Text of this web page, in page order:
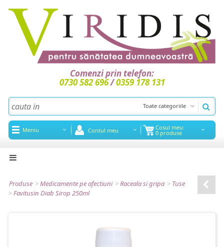
Comenzi prin telefon:
0730 582 696/0359 178 131
Toate categoriile
Meniu
Noutati
Promotii
Contul meu Cosul meu:
0 produse
Produse >Medicamente pe afectiuni >Raceala si gripa > Tuse
>Favitusin Diab Sirop 250ml